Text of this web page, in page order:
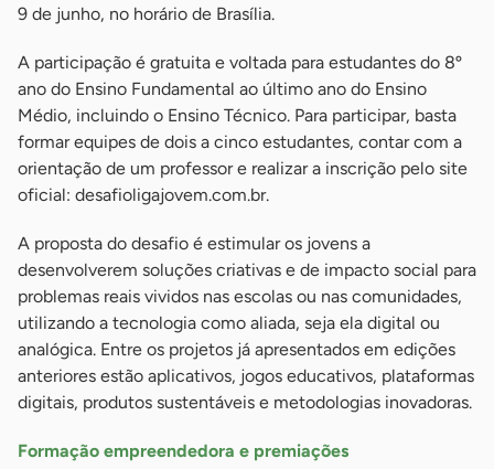
9 de junho, no horário de Brasília.
A participação é gratuita e voltada para estudantes do 8º
ano do Ensino Fundamental ao último ano do Ensino
Médio, incluindo o Ensino Técnico. Para participar, basta
formar equipes de dois a cinco estudantes, contar com a
orientação de um professor e realizar a inscrição pelo site
oficial: desafioligajovem.com.br.
A proposta do desafio é estimular os jovens a
desenvolverem soluções criativas e de impacto social para
problemas reais vividos nas escolas ou nas comunidades,
utilizando a tecnologia como aliada, seja ela digital ou
analógica. Entre os projetos já apresentados em edições
anteriores estão aplicativos, jogos educativos, plataformas
digitais, produtos sustentáveis e metodologias inovadoras.
Formação empreendedora e premiações